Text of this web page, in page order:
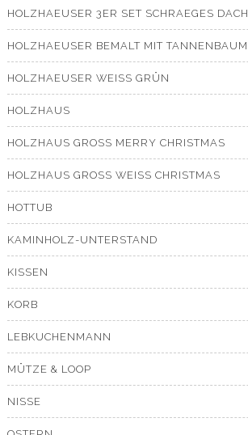
HOLZHAEUSER 3ER SET SCHRAEGES DACH
HOLZHAEUSER BEMALT MIT TANNENBAUM
HOLZHAEUSER WEISS GRÜN
HOLZHAUS
HOLZHAUS GROSS MERRY CHRISTMAS
HOLZHAUS GROSS WEISS CHRISTMAS
HOTTUB
KAMINHOLZ-UNTERSTAND
KISSEN
KORB
LEBKUCHENMANN
MÜTZE & LOOP
NISSE